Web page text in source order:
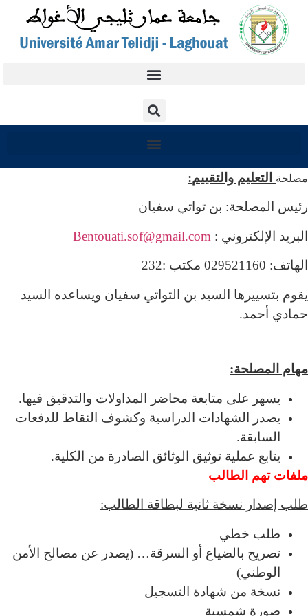
مصلحة التعليم والتقييم:
رئيس المصلحة: بن تواتي سفيان
البريد الإلكتروني : Bentouati.sof@gmail.com
الهاتف: 029521160 مكتب :232
يقوم بتسييرها السيد بن التواتي سفيان ويساعده السيد
حمادي أحمد.
مهام المصلحة:
يسهر على متابعة محاضر المداولات والتدقيق فيها.
يصدر الشهادات الدراسية وكشوف النقاط للدفعات
السابقة.
يتابع عملية توثيق الوثائق الصادرة من الكلية.
ملفات تهم الطالب
طلب إصدار نسخة ثانية لبطاقة الطالب:
طلب خطي
تصريح بالضياع أو السرقة… (يصدر عن مصالح الأمن
الوطني)
نسخة من شهادة التسجيل
صورة شمسية